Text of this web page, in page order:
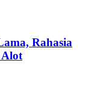
Rahasia